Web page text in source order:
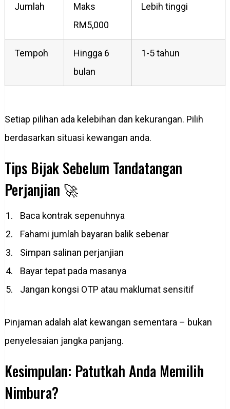
Jumlah
Maks
RM5,000
Lebih tinggi
Tempoh
Hingga 6
bulan
1-5 tahun
Setiap pilihan ada kelebihan dan kekurangan. Pilih
berdasarkan situasi kewangan anda.
Tips Bijak Sebelum Tandatangan
Perjanjian 🚀
Baca kontrak sepenuhnya
Fahami jumlah bayaran balik sebenar
Simpan salinan perjanjian
Bayar tepat pada masanya
Jangan kongsi OTP atau maklumat sensitif
Pinjaman adalah alat kewangan sementara – bukan
penyelesaian jangka panjang.
Kesimpulan: Patutkah Anda Memilih
Nimbura?